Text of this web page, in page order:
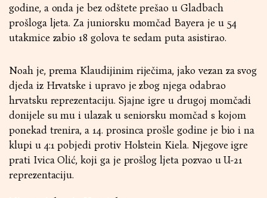
godine, a onda je bez odštete prešao u Gladbach
prošloga ljeta. Za juniorsku momčad Bayera je u 54
utakmice zabio 18 golova te sedam puta asistirao.
Noah je, prema Klaudijinim riječima, jako vezan za svog
djeda iz Hrvatske i upravo je zbog njega odabrao
hrvatsku reprezentaciju. Sjajne igre u drugoj momčadi
donijele su mu i ulazak u seniorsku momčad s kojom
ponekad trenira, a 14. prosinca prošle godine je bio i na
klupi u 4:1 pobjedi protiv Holstein Kiela. Njegove igre
prati Ivica Olić, koji ga je prošlog ljeta pozvao u U-21
reprezentaciju.